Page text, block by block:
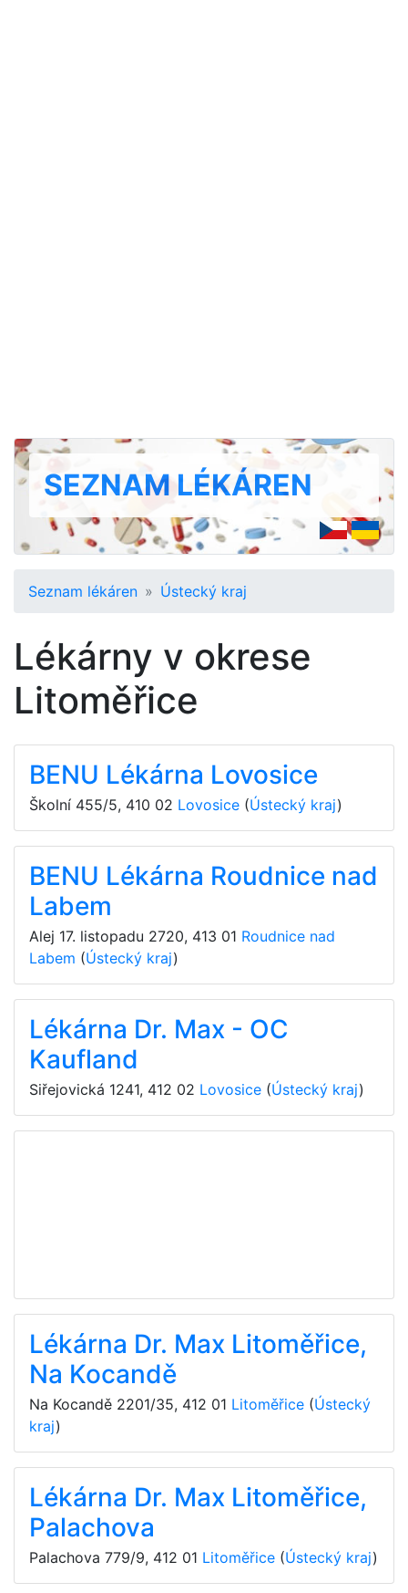
SEZNAM LÉKÁREN
Seznam lékáren Ústecký kraj
Lékárny v okrese
Litoměřice
BENU Lékárna Lovosice
Školní 455/5, 410 02 Lovosice (Ústecký kraj)
BENU Lékárna Roudnice nad
Labem
Alej 17. listopadu 2720, 413 01 Roudnice nad
Labem (Ústecký kraj)
Lékárna Dr. Max - OC
Kaufland
Siřejovická 1241, 412 02 Lovosice (Ústecký kraj)
Lékárna Dr. Max Litoměřice,
Na Kocandě
Na Kocandě 2201/35, 412 01 Litoměřice (Ústecký
kraj)
Lékárna Dr. Max Litoměřice,
Palachova
Palachova 779/9, 412 01 Litoměřice (Ústecký kraj)